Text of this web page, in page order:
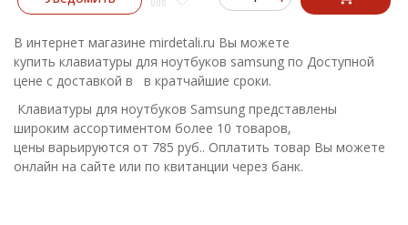
В интернет магазине mirdetali.ru Вы можете
купить клавиатуры для ноутбуков samsung по Доступной
цене с доставкой в в кратчайшие сроки.
Клавиатуры для ноутбуков Samsung представлены
широким ассортиментом более 10 товаров,
цены варьируются от 785 руб.. Оплатить товар Вы можете
онлайн на сайте или по квитанции через банк.